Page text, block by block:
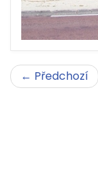
← Předchozí